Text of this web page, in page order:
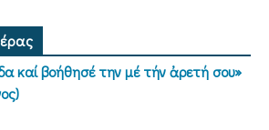
καί βοήθησέ την μέ τήν ἀρετή σου»